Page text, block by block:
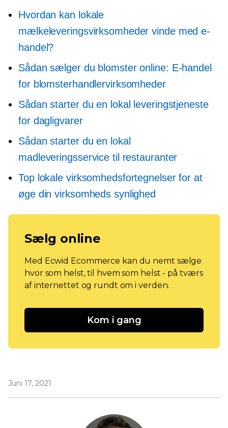
Hvordan kan lokale
mælkeleveringsvirksomheder vinde med e-
handel?
Sådan sælger du blomster online: E-handel
for blomsterhandlervirksomheder
Sådan starter du en lokal leveringstjeneste
for dagligvarer
Sådan starter du en lokal
madleveringsservice til restauranter
Top lokale virksomhedsfortegnelser for at
øge din virksomheds synlighed
Sælg online
Med Ecwid Ecommerce kan du nemt sælge
hvor som helst, til hvem som helst - på tværs
af internettet og rundt om i verden.
Kom i gang
Juni 17, 2021